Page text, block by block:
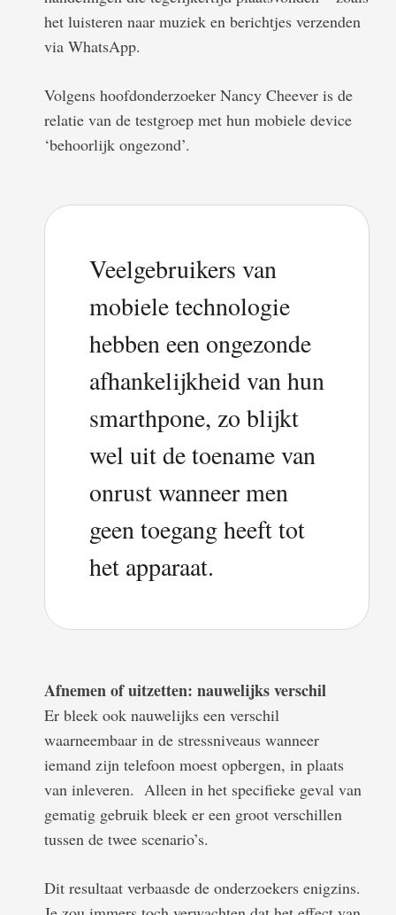
het luisteren naar muziek en berichtjes verzenden
via WhatsApp.
Volgens hoofdonderzoeker Nancy Cheever is de
relatie van de testgroep met hun mobiele device
‘behoorlijk ongezond’.
Veelgebruikers van
mobiele technologie
hebben een ongezonde
afhankelijkheid van hun
smarthpone, zo blijkt
wel uit de toename van
onrust wanneer men
geen toegang heeft tot
het apparaat.
Afnemen of uitzetten: nauwelijks verschil
Er bleek ook nauwelijks een verschil
waarneembaar in de stressniveaus wanneer
iemand zijn telefoon moest opbergen, in plaats
van inleveren. Alleen in het specifieke geval van
gematig gebruik bleek er een groot verschillen
tussen de twee scenario’s.
Dit resultaat verbaasde de onderzoekers enigzins.